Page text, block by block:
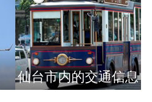
仙台市内的交通信息